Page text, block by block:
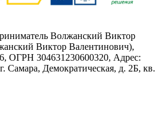
Волжанский Виктор
Виктор Валентинович),
ОГРН 304631230600320, Адрес:
Самара, Демократическая, д. 2Б, кв.